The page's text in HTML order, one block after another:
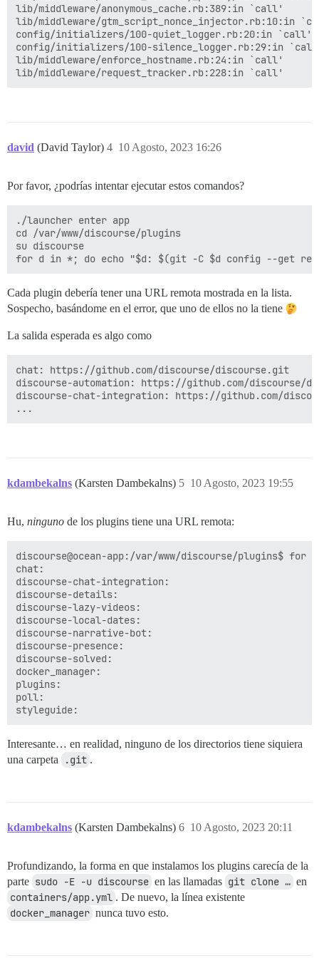
rack (2.2.8) lib/rack/urlmap.rb:58:in `call'
unicorn (6.1.0) lib/unicorn/http_server.rb:634:in
unicorn (6.1.0) lib/unicorn/http_server.rb:739:in
unicorn (6.1.0) lib/unicorn/http_server.rb:547:in
unicorn (6.1.0) lib/unicorn/http_server.rb:143:in
unicorn (6.1.0) bin/unicorn:128:in `<top (required)>'
lib/middleware/anonymous_cache.rb:389:in `call'
lib/middleware/gtm_script_nonce_injector.rb:10:in
config/initializers/100-quiet_logger.rb:20:in `call'
config/initializers/100-silence_logger.rb:29:in
lib/middleware/enforce_hostname.rb:24:in `call'
david (David Taylor) 10 Agosto, 2023 16:26
4
Por favor, ¿podrías intentar ejecutar estos comandos?
./launcher enter app
cd /var/www/discourse/plugins
su discourse
Cada plugin debería tener una URL remota mostrada en la lista.
Sospecho, basándome en el error, que uno de ellos no la tiene
La salida esperada es algo como
chat: https://github.com/discourse/discourse.git
discourse-automation: https://github.com/discourse/
discourse-chat-integration: https://github.com/
kdambekalns (Karsten Dambekalns) 10 Agosto, 2023 19:55
5
Hu, ninguno de los plugins tiene una URL remota:
discourse@ocean-app:/var/www/discourse/
chat:
discourse-chat-integration:
discourse-details:
discourse-lazy-videos:
discourse-local-dates:
discourse-narrative-bot:
discourse-presence:
discourse-solved:
docker_manager:
plugins:
poll:
Interesante… en realidad, ninguno de los directorios tiene siquiera
una carpeta
.git .
kdambekalns (Karsten Dambekalns) 10 Agosto, 2023 20:11
6
Profundizando, la forma en que instalamos los plugins carecía de la
parte sudo -E -u discourse en las llamadas git clone … en
containers/app.yml . De nuevo, la línea existente
docker_manager nunca tuvo esto.